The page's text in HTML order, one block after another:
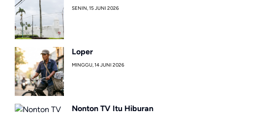
SENIN, 15 JUNI 2026
Loper
MINGGU, 14 JUNI 2026
Nonton TV Itu Hiburan